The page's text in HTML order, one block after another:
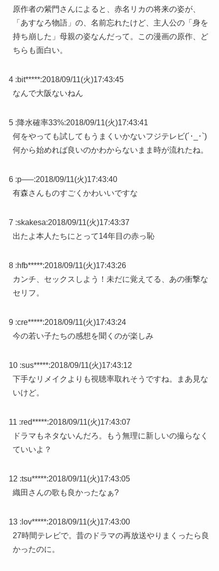
原作者の紫門さんによると、赤名リカの将来の姿が、
「あすなろ物語」の、名前忘れたけど、主人公の「身を
持ち崩した」母親の姿なんだって。この漫画の原作、ど
ちらも面白い。
4 :bit*****:2018/09/11(火)17:43:45
なんで大阪ないねん
5 :降水確率33%:2018/09/11(火)17:43:41
何をやっても試してもうまくいかないフジテレビ(´･_･`)
何から始めれば良いのかわからないまま時が流れたね。
6 :p—–:2018/09/11(火)17:43:40
有森さんものすごくかわいいですな
7 :skakesa:2018/09/11(火)17:43:37
出たよ本人たちにとって14年目の赤っ恥
8 :hfb*****:2018/09/11(火)17:43:26
カンチ、セックスしよう！未だに覚えてる、あの衝撃な
セリフ。
9 :cre*****:2018/09/11(火)17:43:24
今の若い子たちの感想を聞くのが楽しみ
10 :sus*****:2018/09/11(火)17:43:12
下手なリメイクよりも視聴率取れそうですね。まあ見な
いけど。
11 :red*****:2018/09/11(火)17:43:07
ドラマもネタないんだろ。もう無理に新しいの撮らなく
ていいよ？
12 :tsu*****:2018/09/11(火)17:43:05
織田さんの歌も良かったなぁ?
13 : lov*****:2018/09/11(火)17:43:00
27時間テレビで。昔のドラマの再放送やりまくったら良
かったのに。